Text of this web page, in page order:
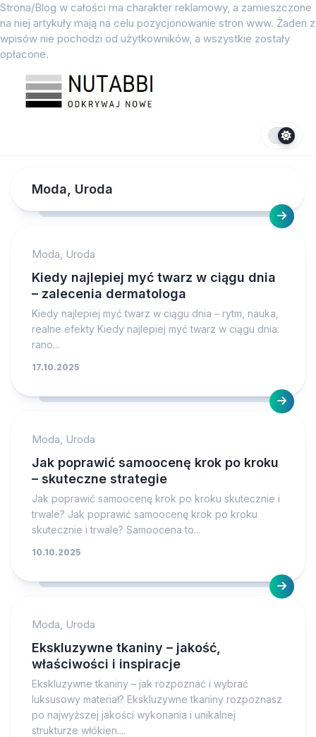
Przejdź
do
treści
Strona/Blog w całości ma charakter reklamowy, a zamieszczone
na niej artykuły mają na celu pozycjonowanie stron www. Żaden z
wpisów nie pochodzi od użytkowników, a wszystkie zostały
opłacone.
Moda, Uroda
Moda, Uroda
Kiedy najlepiej myć twarz w ciągu dnia
– zalecenia dermatologa
Kiedy najlepiej myć twarz w ciągu dnia – rytm, nauka,
realne efekty Kiedy najlepiej myć twarz w ciągu dnia:
rano...
17.10.2025
Moda, Uroda
Jak poprawić samoocenę krok po kroku
– skuteczne strategie
Jak poprawić samoocenę krok po kroku skutecznie i
trwale? Jak poprawić samoocenę krok po kroku
skutecznie i trwale? Samoocena to...
10.10.2025
Moda, Uroda
Ekskluzywne tkaniny – jakość,
właściwości i inspiracje
Ekskluzywne tkaniny – jak rozpoznać i wybrać
luksusowy materiał? Ekskluzywne tkaniny rozpoznasz
po najwyższej jakości wykonania i unikalnej
strukturze włókien....